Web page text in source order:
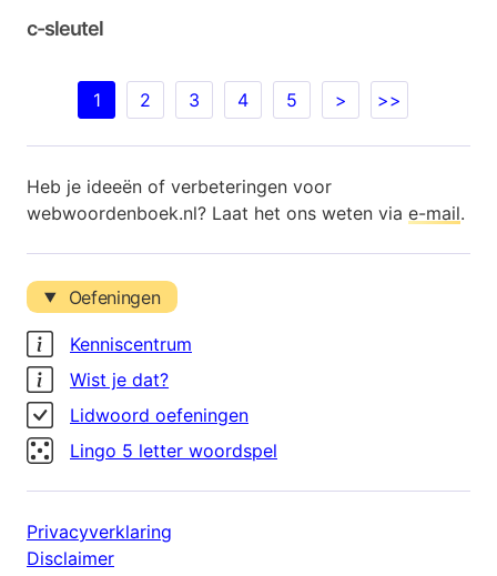
c-sleutel
1 2 3 4 5 > >>
Heb je ideeën of verbeteringen voor
webwoordenboek.nl? Laat het ons weten via e-mail.
Oefeningen
Kenniscentrum
Wist je dat?
Lidwoord oefeningen
Lingo 5 letter woordspel
Privacyverklaring
Disclaimer